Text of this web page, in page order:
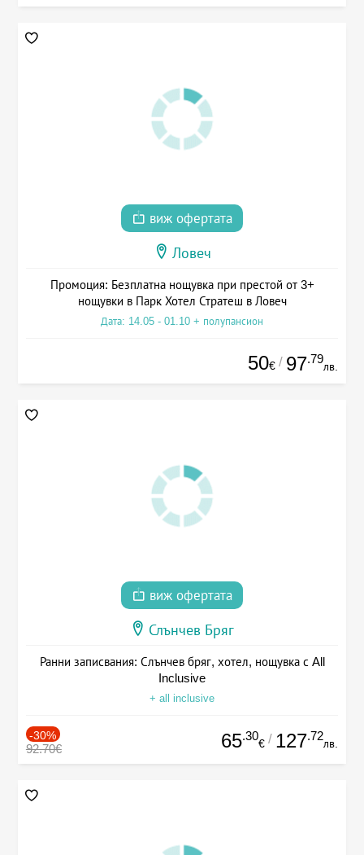
виж офертата
Ловеч
Промоция: Безплатна нощувка при престой от 3+
нощувки в Парк Хотел Стратеш в Ловеч
Дата: 14.05 - 01.10 + полупансион
50€ / 97.79
лв.
виж офертата
Слънчев Бряг
Ранни записвания: Слънчев бряг, хотел, нощувка с All
Inclusive
+ all inclusive
-30%
92.70€ 65.30
€ / 127.72
лв.